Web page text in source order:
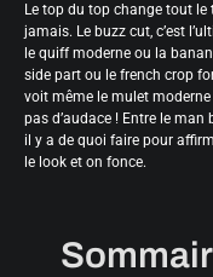
Le top du top change tout
jamais. Le buzz cut, c’est
le quiff moderne ou la
side part ou le french crop
voit même le mulet
pas d’audace ! Entre le
il y a de quoi faire pour
le look et on fonce.